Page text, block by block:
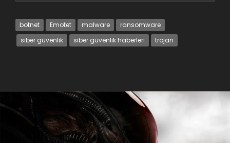
botnet Emotet malware
ransomware
siber güvenlik
siber güvenlik haberleri trojan